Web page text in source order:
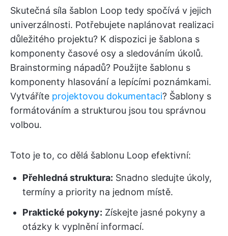
Skutečná síla šablon Loop tedy spočívá v jejich
univerzálnosti. Potřebujete naplánovat realizaci
důležitého projektu? K dispozici je šablona s
komponenty časové osy a sledováním úkolů.
Brainstorming nápadů? Použijte šablonu s
komponenty hlasování a lepícími poznámkami.
Vytváříte projektovou dokumentaci? Šablony s
formátováním a strukturou jsou tou správnou
volbou.
Toto je to, co dělá šablonu Loop efektivní:
Přehledná struktura: Snadno sledujte úkoly,
termíny a priority na jednom místě.
Praktické pokyny: Získejte jasné pokyny a
otázky k vyplnění informací.